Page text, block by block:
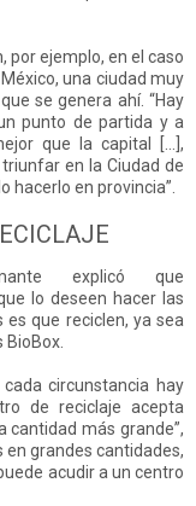
por ejemplo, en el caso
una ciudad muy
se genera ahí. “Hay
punto de partida y a
que la capital […],
en la Ciudad de
hacerlo en provincia”.
explicó que
lo deseen hacer las
que reciclen, ya sea
circunstancia hay
de reciclaje acepta
cantidad más grande”,
en grandes cantidades,
acudir a un centro